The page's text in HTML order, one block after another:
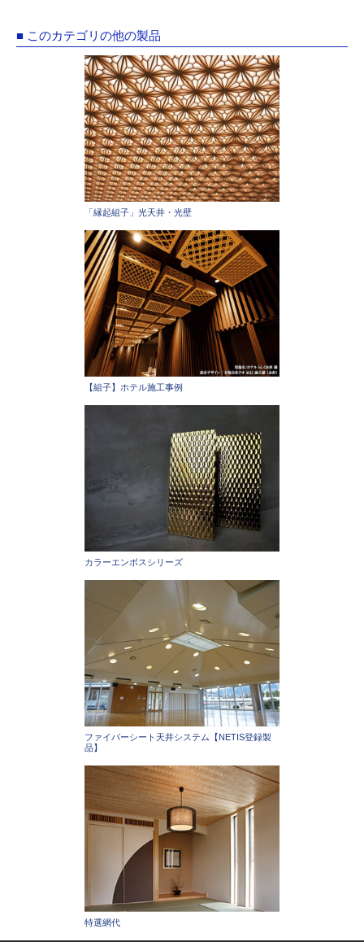
■ このカテゴリの他の製品
「縁起組子」光天井・光壁
【組子】ホテル施工事例
カラーエンボスシリーズ
ファイバーシート天井システム【NETIS登録製
品】
特選網代